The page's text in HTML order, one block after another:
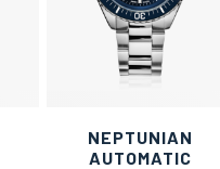
NEPTUNIAN
AUTOMATIC